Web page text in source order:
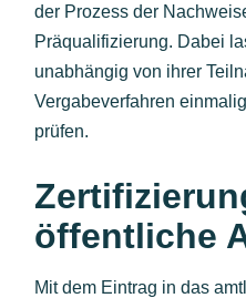
der Prozess der
Präqualifizierung. Dabei
unabhängig von ihrer
Vergabeverfahren
prüfen.
öffentliche
Mit dem Eintrag in das